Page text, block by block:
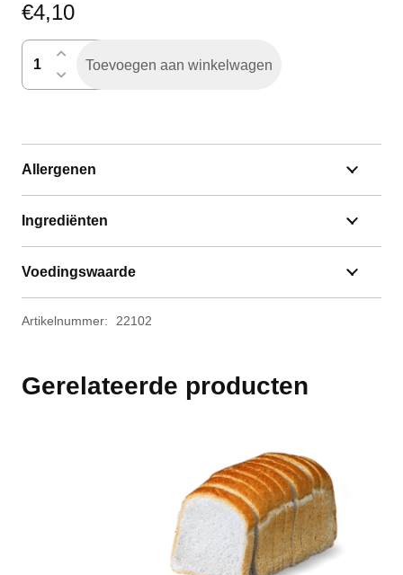
€4,10
desemvolkoren
gesneden
Toevoegen aan winkelwagen
Allergenen
Ingrediënten
Voedingswaarde
Artikelnummer: 22102
Gerelateerde producten